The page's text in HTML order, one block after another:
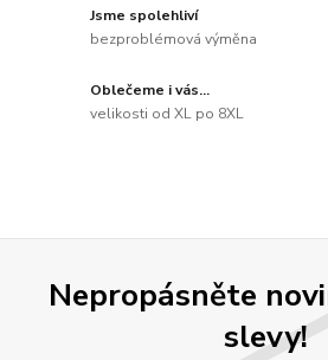
Jsme spolehliví
bezproblémová výměna
Oblečeme i vás...
velikosti od XL po 8XL
Nepropásněte
slevy!